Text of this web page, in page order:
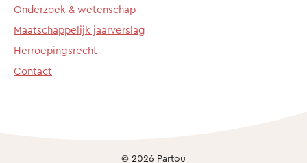
Onderzoek & wetenschap
Maatschappelijk jaarverslag
Herroepingsrecht
Contact
© 2026 Partou